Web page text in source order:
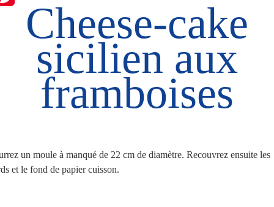
Cheese-cake
sicilien aux
framboises
un moule à manqué de 22 cm de diamètre. Recouvrez ensuite les
et le fond de papier cuisson.